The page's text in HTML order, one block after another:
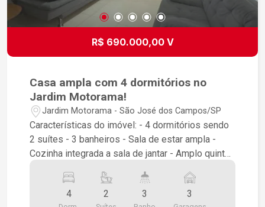
sua família, agende uma visita e venha conhecer
esta oportunidade.
R$ 690.000,00 V
Casa ampla com 4 dormitórios no
Jardim Motorama!
Jardim Motorama - São José dos Campos/SP
Características do imóvel: - 4 dormitórios sendo
2 suítes - 3 banheiros - Sala de estar ampla -
Cozinha integrada a sala de jantar - Amplo quintal
casa são 3 dormitórios sendo 1 suíte, a outra
suíte fica na parte de cima e o acesso é por uma
4 2 3 3